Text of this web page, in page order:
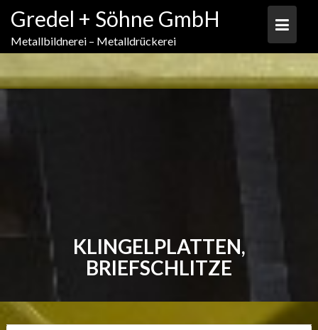
content
Gredel + Söhne GmbH
Metallbildnerei – Metalldrückerei
KLINGELPLATTEN,
BRIEFSCHLITZE